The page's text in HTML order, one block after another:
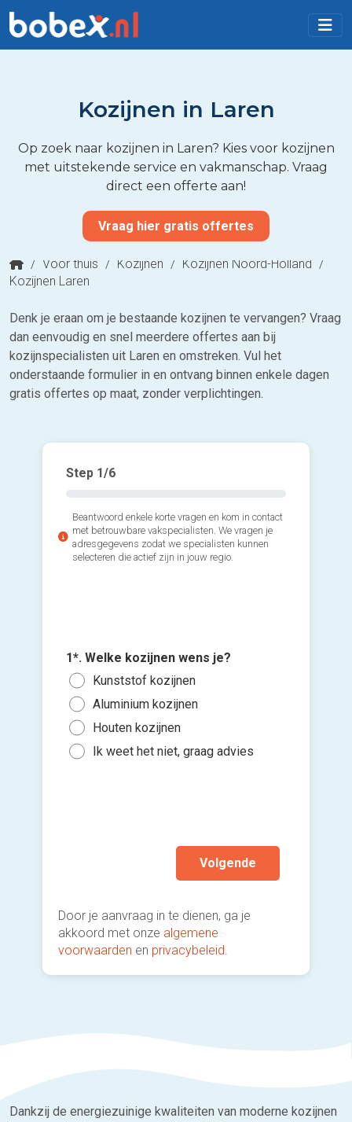
Kozijnen in Laren
Op zoek naar kozijnen in Laren? Kies voor kozijnen
met uitstekende service en vakmanschap. Vraag
direct een offerte aan!
Vraag hier gratis offertes
/ Voor thuis / Kozijnen / Kozijnen Noord-Holland /
Kozijnen Laren
Denk je eraan om je bestaande kozijnen te vervangen? Vraag
dan eenvoudig en snel meerdere offertes aan bij
kozijnspecialisten uit Laren en omstreken. Vul het
onderstaande formulier in en ontvang binnen enkele dagen
gratis offertes op maat, zonder verplichtingen.
Step 1/6
Beantwoord enkele korte vragen en kom in contact
met betrouwbare vakspecialisten. We vragen je
adresgegevens zodat we specialisten kunnen
selecteren die actief zijn in jouw regio.
1*. Welke kozijnen wens je?
Kunststof kozijnen
Aluminium kozijnen
Houten kozijnen
Ik weet het niet, graag advies
Volgende
Door je aanvraag in te dienen, ga je
akkoord met onze algemene
voorwaarden en privacybeleid.
Dankzij de energiezuinige kwaliteiten van moderne kozijnen